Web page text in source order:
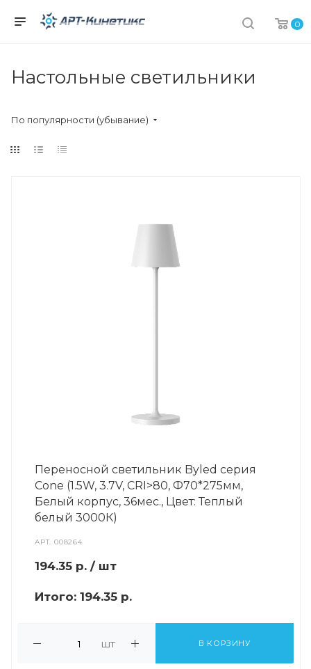
0
Настольные светильники
По популярности (убывание)
Переносной светильник Byled серия
Cone (1.5W, 3.7V, CRI>80, Ф70*275мм,
Белый корпус, 36мес., Цвет: Теплый
белый 3000К)
АРТ.008264
194.35 р. / шт
Итого: 194.35 р.
шт В КОРЗИНУ